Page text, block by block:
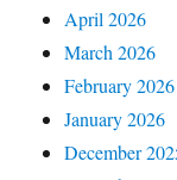
April 2026
March 2026
February 2026
January 2026
December